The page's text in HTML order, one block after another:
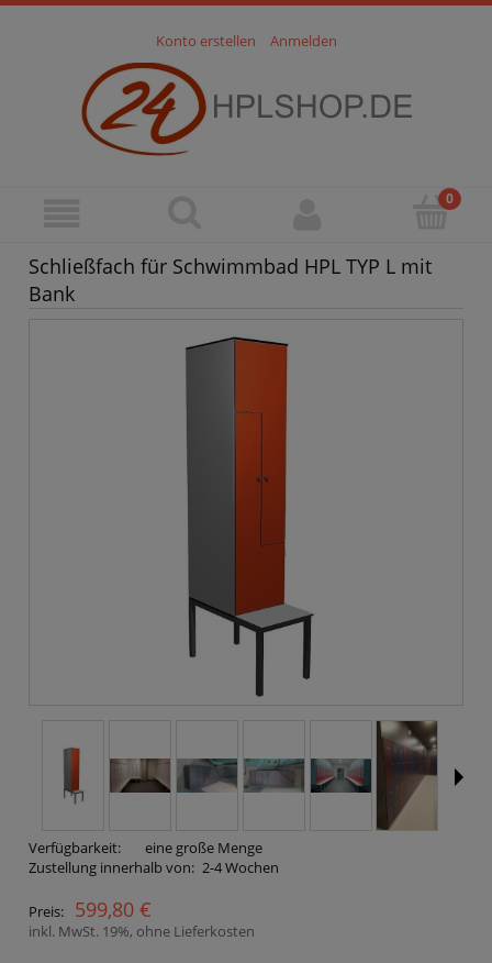
Konto erstellen Anmelden
Schließfach für Schwimmbad HPL TYP L mit
Bank
Verfügbarkeit:
eine große Menge
Zustellung innerhalb von: 2-4 Wochen
Preis: 599,80 €
inkl. MwSt. 19%, ohne Lieferkosten